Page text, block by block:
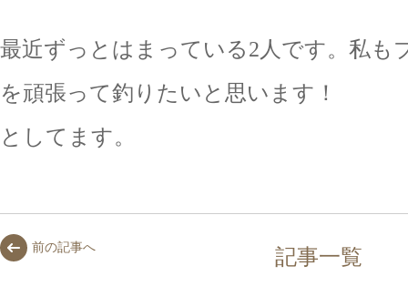
最近ずっとはまっている2人です。私も
を頑張って釣りたいと思いま
としてます。
前の記事へ 記事一覧